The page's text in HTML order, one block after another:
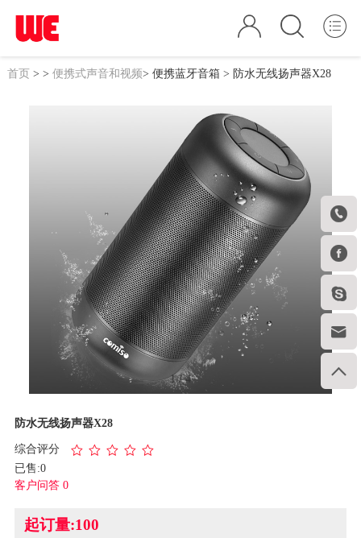





首页> > 便携式声音和视频> 便携蓝牙音箱> 防水无线扬声器X28
1/4
防水无线扬声器X28
综合评分
已售:0
客户问答 0
起订量:100